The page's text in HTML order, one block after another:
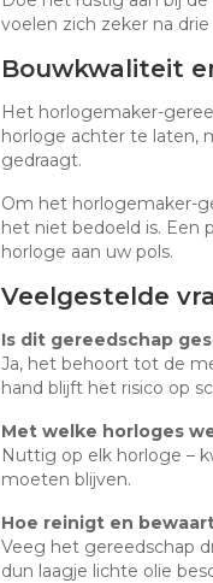
voelen zich zeker na
Bouwkwaliteit
Het horlogemaker-
horloge achter te laten,
gedraagt.
Om het horlogemaker-
het niet bedoeld is. Een
horloge aan uw pols.
Veelgestelde
Is dit gereedschap
Ja, het behoort tot de
hand blijft het risico op
Met welke horloges
Nuttig op elk horloge –
moeten blijven.
Hoe reinigt en
Veeg het gereedschap
dun laagje lichte olie